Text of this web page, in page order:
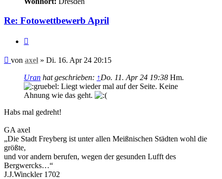
Re: Fotowettbewerb April
Beitrag
von axel » Di. 16. Apr 24 20:15
Uran hat geschrieben: ↑Do. 11. Apr 24 19:38 Hm.
Liegt wieder mal auf der Seite. Keine
Ahnung wie das geht.
Habs mal gedreht!
GA axel
„Die Stadt Freyberg ist unter allen Meißnischen Städten wohl die
größte,
und vor andern berufen, wegen der gesunden Lufft des
Bergwercks…“
J.J.Winckler 1702